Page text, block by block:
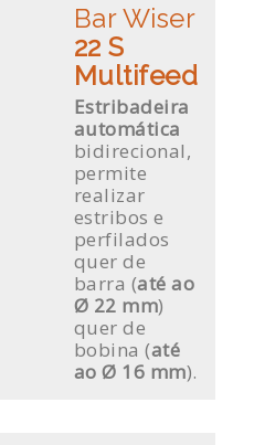
Bar Wiser
22 S
Multifeed
Estribadeira
automática
bidirecional,
permite
realizar
estribos e
perfilados
quer de
barra (até ao
Ø 22 mm)
quer de
bobina (até
ao Ø 16 mm).